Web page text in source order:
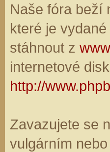
Naše fóra beží
které je
stáhnout z
internetové
http://
Zavazujete se
vulgárním